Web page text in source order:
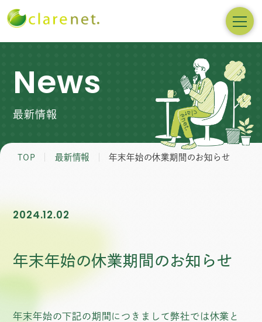
News
最新情報
TOP 最新情報 年末年始の休業期間のお知らせ
2024.12.02
年末年始の休業期間のお知らせ
年末年始の下記の期間につきまして弊社では休業と